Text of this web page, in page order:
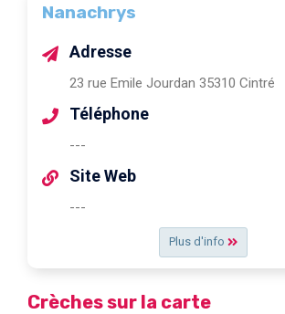
Nanachrys
Plus d'info
Adresse
23 rue Emile Jourdan 35310 Cintré
Téléphone
---
Site Web
---
Crèches sur la carte